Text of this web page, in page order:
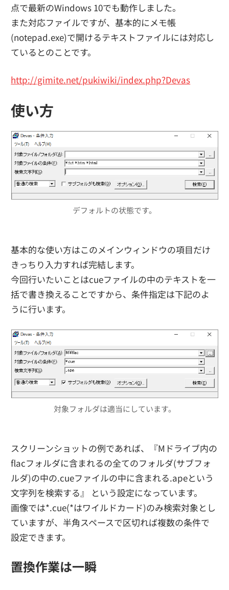
点で最新のWindows 10でも動作しました。
また対応ファイルですが、基本的にメモ帳
(notepad.exe)で開けるテキストファイルには対応し
ているとのことです。
http://gimite.net/pukiwiki/index.php?Devas
使い方
デフォルトの状態です。
基本的な使い方はこのメインウィンドウの項目だけ
きっちり入力すれば完結します。
今回行いたいことはcueファイルの中のテキストを一
括で書き換えることですから、条件指定は下記のよ
うに行います。
対象フォルダは適当にしています。
スクリーンショットの例であれば、『Mドライブ内の
flacフォルダに含まれるの全てのフォルダ(サブフォ
ルダ)の中の.cueファイルの中に含まれる.apeという
文字列を検索する』 という設定になっています。
画像では*.cue(*はワイルドカード)のみ検索対象とし
ていますが、半角スペースで区切れば複数の条件で
設定できます。
置換作業は一瞬